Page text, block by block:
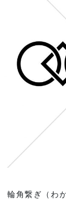
輪角繋ぎ（わ